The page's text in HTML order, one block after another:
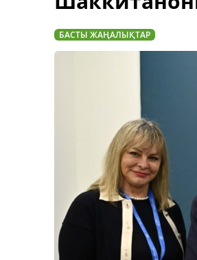
БАСТЫ ЖАҢАЛЫҚТАР